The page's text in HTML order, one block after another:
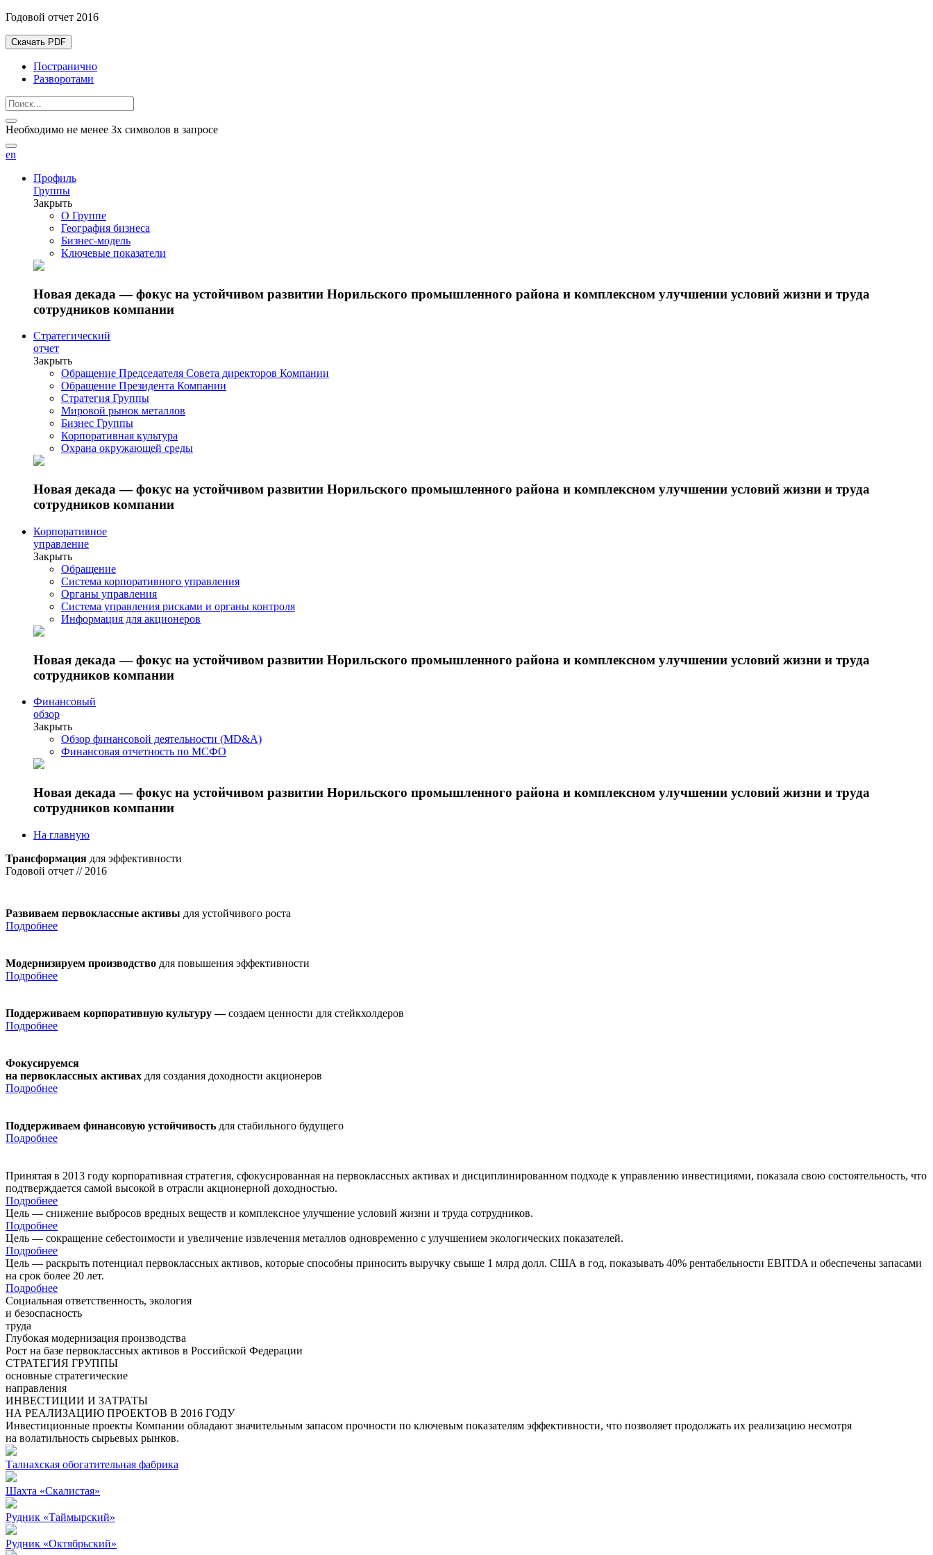
Годовой отчет 2016
Скачать PDF
Постранично
Разворотами
Необходимо не менее 3х символов в запросе
en
Профиль
Группы
Закрыть
О Группе
География бизнеса
Бизнес-модель
Ключевые показатели
Новая декада — фокус на устойчивом развитии Норильского промышленного района и комплексном улучшении условий жизни и труда
сотрудников компании
Стратегический
отчет
Закрыть
Обращение Председателя Совета директоров Компании
Обращение Президента Компании
Стратегия Группы
Мировой рынок металлов
Бизнес Группы
Корпоративная культура
Охрана окружающей среды
Новая декада — фокус на устойчивом развитии Норильского промышленного района и комплексном улучшении условий жизни и труда
сотрудников компании
Корпоративное
управление
Закрыть
Обращение
Система корпоративного управления
Органы управления
Система управления рисками и органы контроля
Информация для акционеров
Новая декада — фокус на устойчивом развитии Норильского промышленного района и комплексном улучшении условий жизни и труда
сотрудников компании
Финансовый
обзор
Закрыть
Обзор финансовой деятельности (MD&A)
Финансовая отчетность по МСФО
Новая декада — фокус на устойчивом развитии Норильского промышленного района и комплексном улучшении условий жизни и труда
сотрудников компании
На главную
Трансформация для эффективности
Годовой отчет // 2016
Развиваем первоклассные активы для устойчивого роста
Подробнее
Модернизируем производство для повышения эффективности
Подробнее
Поддерживаем корпоративную культуру —создаем ценности для стейкхолдеров
Подробнее
Фокусируемся
на первоклассных активах для создания доходности акционеров
Подробнее
Поддерживаем финансовую устойчивость для стабильного будущего
Подробнее
Принятая в 2013 году корпоративная стратегия, сфокусированная на первоклассных активах и дисциплинированном подходе к управлению инвестициями, показала свою состоятельность, что
подтверждается самой высокой в отрасли акционерной доходностью.
Подробнее
Цель — снижение выбросов вредных веществ и комплексное улучшение условий жизни и труда сотрудников.
Подробнее
Цель — сокращение себестоимости и увеличение извлечения металлов одновременно с улучшением экологических показателей.
Подробнее
Цель — раскрыть потенциал первоклассных активов, которые способны приносить выручку свыше 1 млрд долл. США в год, показывать 40% рентабельности EBITDA и обеспечены запасами
на срок более 20 лет.
Подробнее
Социальная ответственность, экология
и безоспасность
труда
Глубокая модернизация производства
Рост на базе первоклассных активов в Российской Федерации
СТРАТЕГИЯ ГРУППЫ
основные стратегические
направления
ИНВЕСТИЦИИ И ЗАТРАТЫ
НА РЕАЛИЗАЦИЮ ПРОЕКТОВ В 2016 ГОДУ
Инвестиционные проекты Компании обладают значительным запасом прочности по ключевым показателям эффективности, что позволяет продолжать их реализацию несмотря
на волатильность сырьевых рынков.
Талнахская обогатительная фабрика
Шахта «Скалистая»
Рудник «Таймырский»
Рудник «Октябрьский»